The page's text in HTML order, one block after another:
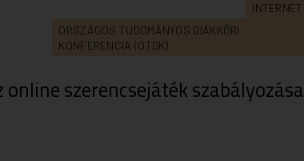
INTERNET
ORSZÁGOS TUDOMÁNYOS DIÁKKÖRI
KONFERENCIA (OTDK)
szerencsejáték szabályozása